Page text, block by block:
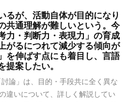
るが、活動自体が目的になり
共通理解が難しいという。今
力・判断力・表現力」の育成
がるにつれて減少する傾向が
を伸ばす点にも着目し、言語
案したい。
論」は、目的・手段共に全く異な
違いについて、詳しく解説してい